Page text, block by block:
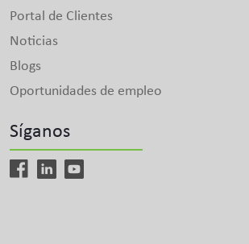
Portal de Clientes
Noticias
Blogs
Oportunidades de empleo
Síganos